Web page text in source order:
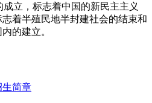
立，标志着中国的新民主主义
着半殖民地半封建社会的结束和
的建立。
生简章